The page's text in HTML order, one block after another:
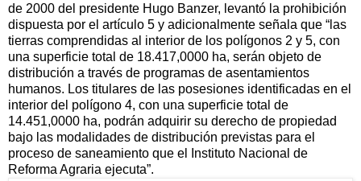
de 2000 del presidente Hugo Banzer, levantó la prohibición
dispuesta por el artículo 5 y adicionalmente señala que “las
tierras comprendidas al interior de los polígonos 2 y 5, con
una superficie total de 18.417,0000 ha, serán objeto de
distribución a través de programas de asentamientos
humanos. Los titulares de las posesiones identificadas en el
interior del polígono 4, con una superficie total de
14.451,0000 ha, podrán adquirir su derecho de propiedad
bajo las modalidades de distribución previstas para el
proceso de saneamiento que el Instituto Nacional de
Reforma Agraria ejecuta”.